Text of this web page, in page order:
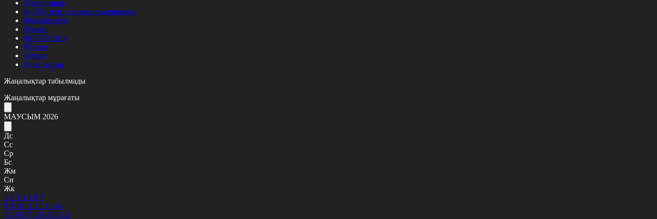
#Экономика
#«100 кітап» ұлттық сауалнамасы
#Референдум
#Оқиға
#EURO 2024
#Спорт
#Әлем
#Денсаулық
Жаңалықтар табылмады
Жаңалықтар мұрағаты
МАУСЫМ 2026
Дс
Сс
Ср
Бс
Жм
Сн
Жк
1 2 3 4 5 6 7
8 9 10 11 12 13 14
15 16 17 18 19 20 21